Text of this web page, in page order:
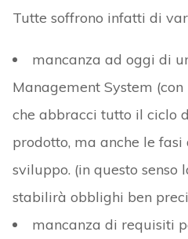
Tutte soffrono infatti di
mancanza ad oggi di
Management System
che abbracci tutto il ciclo
prodotto, ma anche le
sviluppo. (in questo senso
stabilirà obblighi ben
mancanza di requisiti